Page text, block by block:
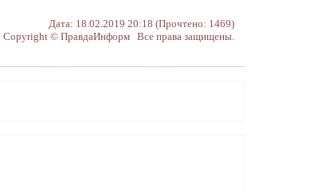
Дата: 18.02.2019 20:18 (Прочтено: 1469)
Copyright © ПравдаИнформ Все права защищены.